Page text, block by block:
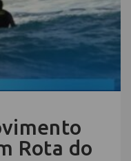
Rota do